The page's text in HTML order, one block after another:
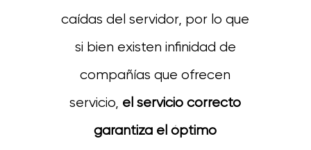
caídas del servidor, por lo que
si bien existen infinidad de
compañías que ofrecen
servicio, el servicio correcto
garantiza el óptimo